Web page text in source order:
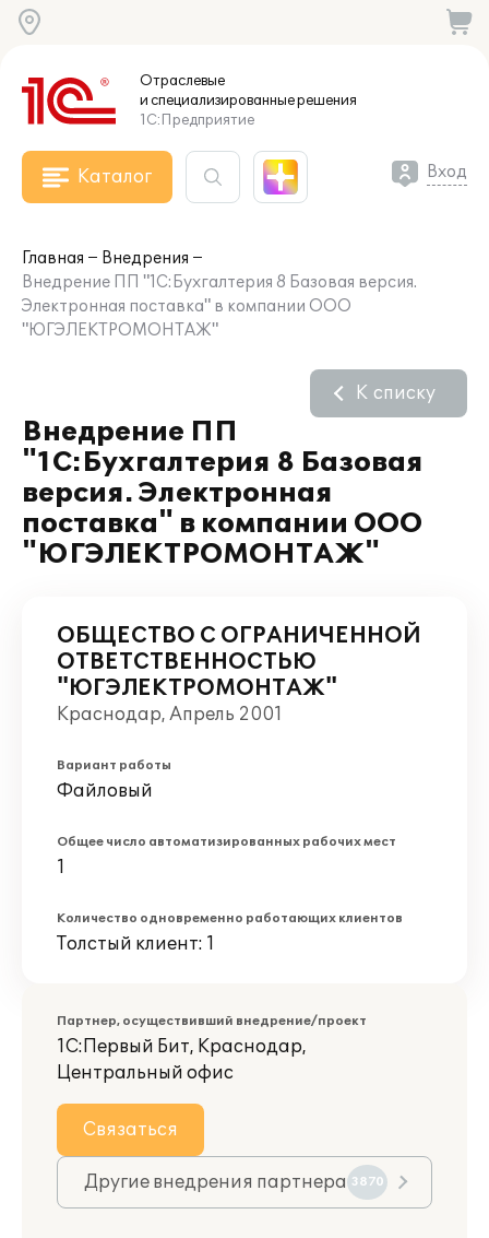
Отраслевые
и специализированныерешения
1С:Предприятие
Каталог Вход
Главная
Внедрения
Внедрение ПП "1С:Бухгалтерия 8 Базовая версия.
Электронная поставка" в компании ООО
"ЮГЭЛЕКТРОМОНТАЖ"
Внедрение ПП
"1С:Бухгалтерия 8 Базовая
версия. Электронная
поставка" в компании ООО
"ЮГЭЛЕКТРОМОНТАЖ"
К списку
ОБЩЕСТВО С ОГРАНИЧЕННОЙ
ОТВЕТСТВЕННОСТЬЮ
"ЮГЭЛЕКТРОМОНТАЖ"
Краснодар, Апрель 2001
Вариант работы
Файловый
Общее число автоматизированных рабочих мест
1
Количество одновременно работающих клиентов
Толстый клиент: 1
Партнер, осуществивший внедрение/проект
1С:Первый Бит, Краснодар,
Центральный офис
Связаться
Другие внедрения партнера 3870